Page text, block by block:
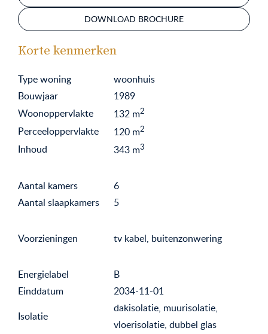
DOWNLOAD BROCHURE
Korte kenmerken
Type woning
woonhuis
Bouwjaar
1989
Woonoppervlakte
132 m2
Perceeloppervlakte 120 m2
Inhoud 343 m3
Aantal kamers
6
Aantal slaapkamers
5
Voorzieningen tv kabel, buitenzonwering
Energielabel
B
Einddatum
2034-11-01
Isolatie
dakisolatie, muurisolatie,
vloerisolatie, dubbel glas